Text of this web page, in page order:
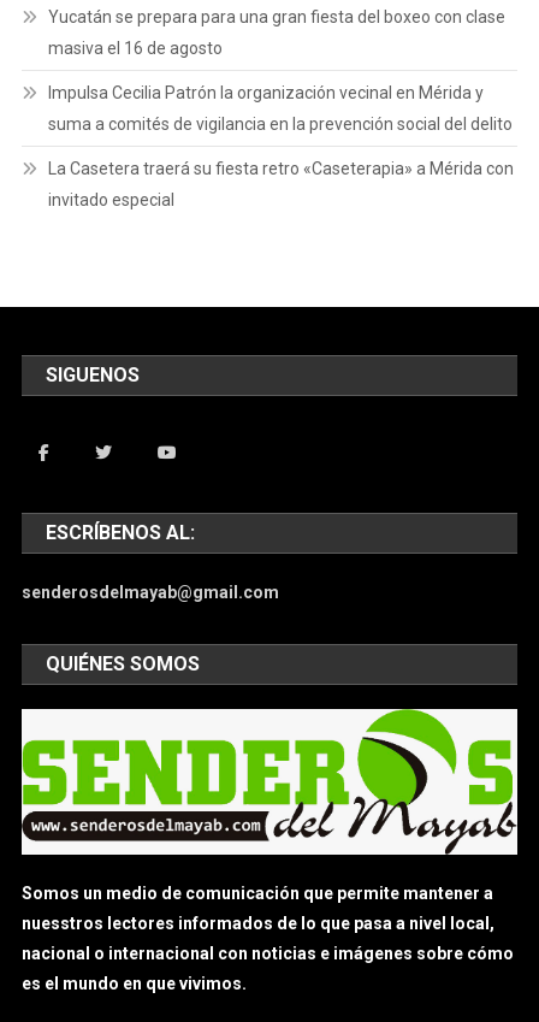
Yucatán se prepara para una gran fiesta del boxeo con clase
masiva el 16 de agosto
Impulsa Cecilia Patrón la organización vecinal en Mérida y
suma a comités de vigilancia en la prevención social del delito
La Casetera traerá su fiesta retro «Caseterapia» a Mérida con
invitado especial
SIGUENOS
ESCRÍBENOS AL:
senderosdelmayab@gmail.com
QUIÉNES SOMOS
Somos un medio de comunicación que permite mantener a
nuesstros lectores informados de lo que pasa a nivel local,
nacional o internacional con noticias e imágenes sobre cómo
es el mundo en que vivimos.